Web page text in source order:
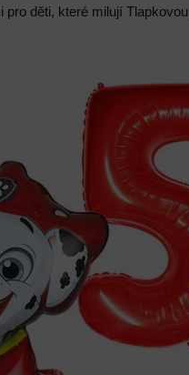
děti, které milují